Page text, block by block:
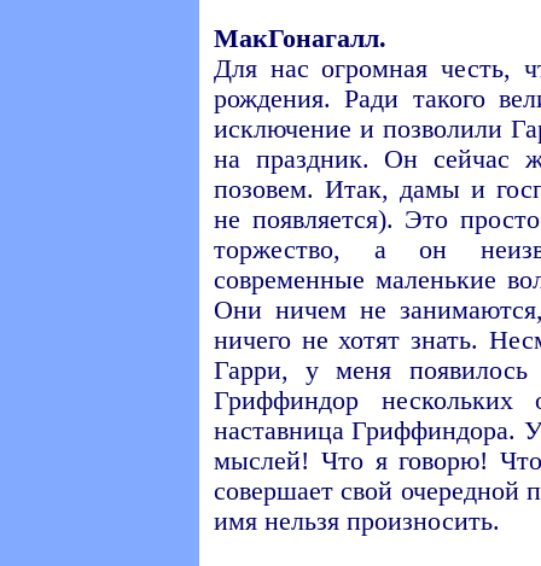
МакГонагалл.
Для нас огромная честь,
рождения. Ради такого
исключение и позволили
на праздник. Он сейчас
позовем. Итак, дамы и
не появляется). Это
торжество, а он
современные маленькие
Они ничем не
ничего не хотят знать.
Гарри, у меня
Гриффиндор
наставница Гриффиндора.
мыслей! Что я говорю!
совершает свой очередной
имя нельзя произносить.